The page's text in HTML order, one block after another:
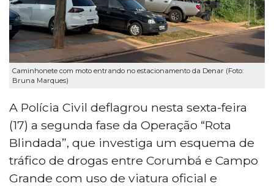
Caminhonete com moto entrando no estacionamento da Denar (Foto:
Bruna Marques)
A Polícia Civil deflagrou nesta sexta-feira
(17) a segunda fase da Operação “Rota
Blindada”, que investiga um esquema de
tráfico de drogas entre Corumbá e Campo
Grande com uso de viatura oficial e